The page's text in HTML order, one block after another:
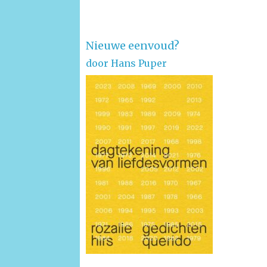
Nieuwe eenvoud?
door Hans Puper